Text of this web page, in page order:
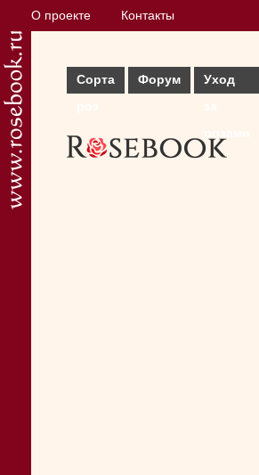
О проекте Контакты
Сорта
Форум
Уход